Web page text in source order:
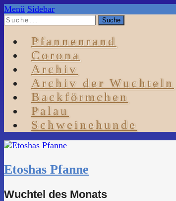
Menü Sidebar
Pfannenrand
Corona
Archiv
Archiv der Wuchteln
Backförmchen
Palau
Schweinehunde
Etoshas Pfanne
Wuchtel des Monats